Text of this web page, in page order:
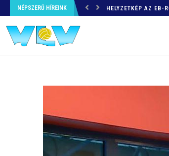
NÉPSZERŰ HÍREINK HELYZETKÉP AZ EB-